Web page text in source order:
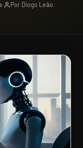
Por Diogo Leão